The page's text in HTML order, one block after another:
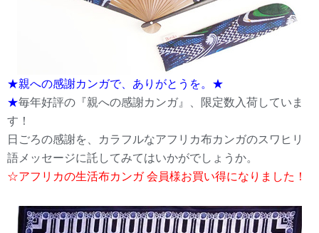
★親への感謝カンガで、ありがとうを。★
★毎年好評の『親への感謝カンガ』、限定数入荷していま
す！
日ごろの感謝を、カラフルなアフリカ布カンガのスワヒリ
語メッセージに託してみてはいかがでしょうか。
☆アフリカの生活布カンガ 会員様お買い得になりました！